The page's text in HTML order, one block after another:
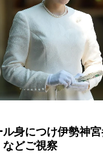
ル身につけ伊勢神
どご視察